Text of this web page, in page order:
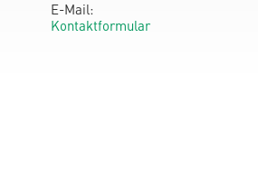
E-Mail:
Kontaktformular